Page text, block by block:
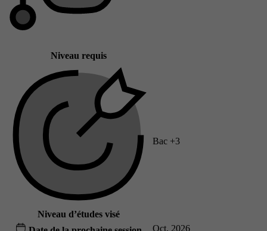
Niveau requis
Niveau d’études visé
Bac +3
Oct. 2026